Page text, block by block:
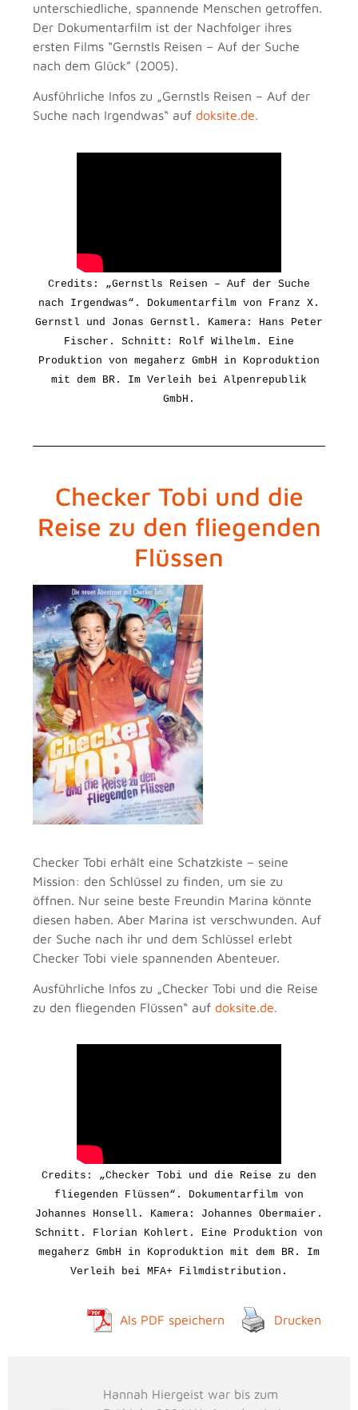
unterschiedliche, spannende Menschen getroffen.
Der Dokumentarfilm ist der Nachfolger ihres
ersten Films “Gernstls Reisen – Auf der Suche
nach dem Glück” (2005).
Ausführliche Infos zu „Gernstls Reisen – Auf der
Suche nach Irgendwas“ auf doksite.de.
Credits: „Gernstls Reisen – Auf der Suche
nach Irgendwas“. Dokumentarfilm von Franz X.
Gernstl und Jonas Gernstl. Kamera: Hans Peter
Fischer. Schnitt: Rolf Wilhelm.
Eine
Produktion von megaherz GmbH in Koproduktion
mit dem BR. Im Verleih bei Alpenrepublik
GmbH.
Checker Tobi und die
Reise zu den fliegenden
Flüssen
Checker Tobi erhält eine Schatzkiste – seine
Mission: den Schlüssel zu finden, um sie zu
öffnen. Nur seine beste Freundin Marina könnte
diesen haben. Aber Marina ist verschwunden. Auf
der Suche nach ihr und dem Schlüssel erlebt
Checker Tobi viele spannenden Abenteuer.
Ausführliche Infos zu „Checker Tobi und die Reise
zu den fliegenden Flüssen“ auf doksite.de.
Credits: „Checker Tobi und die Reise zu den
fliegenden Flüssen“. Dokumentarfilm von
Johannes Honsell. Kamera: Johannes Obermaier.
Schnitt. Florian Kohlert. Eine Produktion von
megaherz GmbH in Koproduktion mit dem BR. Im
Verleih bei MFA+ Filmdistribution.
Als PDF speichern Drucken
Hannah Hiergeist war bis zum